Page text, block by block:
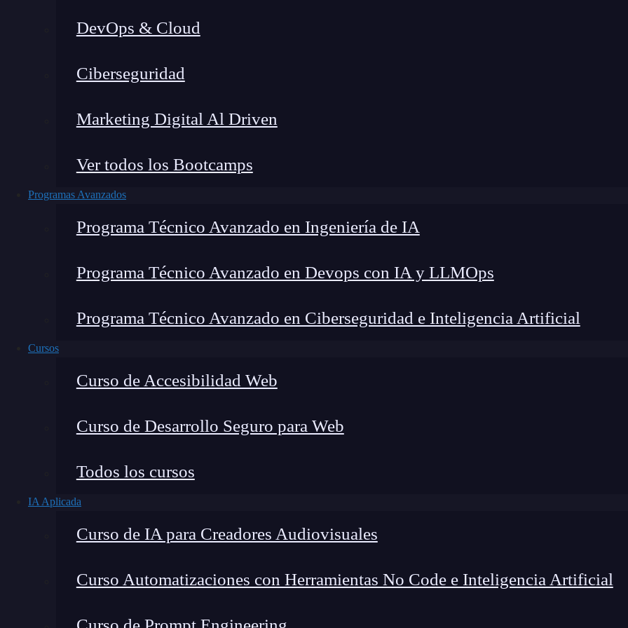
DevOps & Cloud
Ciberseguridad
Marketing Digital Al Driven
Ver todos los Bootcamps
Programas Avanzados
Programa Técnico Avanzado en Ingeniería de IA
Programa Técnico Avanzado en Devops con IA y LLMOps
Programa Técnico Avanzado en Ciberseguridad e Inteligencia Artificial
Cursos
Curso de Accesibilidad Web
Curso de Desarrollo Seguro para Web
Todos los cursos
IA Aplicada
Curso de IA para Creadores Audiovisuales
Curso Automatizaciones con Herramientas No Code e Inteligencia Artificial
Lucia Gómez Salgado
Contribuyo a acercar la realidad del sector tecnológico a nuevos profesionales, combinando conocimiento práctico,